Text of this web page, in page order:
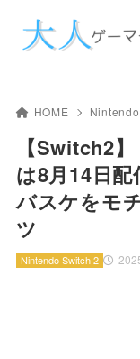
HOME
【Switch2
は8月14日
バスケをモ
ツ
Nintendo Switch 2